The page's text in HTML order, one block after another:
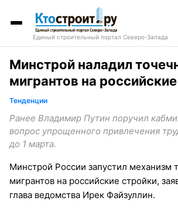
Единый строительный портал Северо-Запада
Минстрой наладил
мигрантов на
Тенденции
Ранее Владимир Путин поручил
вопрос упрощенного привлечения
до 1 марта.
Минстрой России запустил механизм
мигрантов на российские стройки,
глава ведомства Ирек Файзуллин.